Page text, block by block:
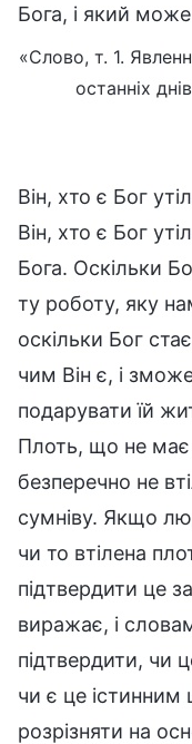
Бога, і який
«Слово, т. 1.
останніх
Він, хто є Бог
Він, хто є Бог
Бога. Оскільки
ту роботу, яку
оскільки Бог
чим Він є, і
подарувати їй
Плоть, що не має
безперечно не
сумніву. Якщо
чи то втілена
підтвердити це
виражає, і
підтвердити, чи
чи є це істинним
розрізняти на